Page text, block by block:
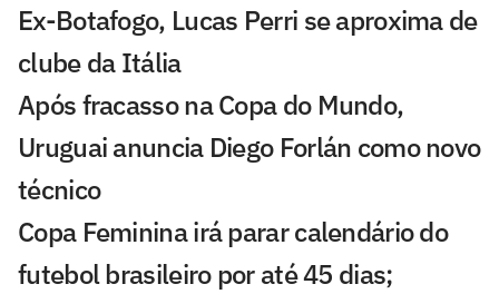
Ex-Botafogo, Lucas Perri se aproxima de
clube da Itália
Após fracasso na Copa do Mundo,
Uruguai anuncia Diego Forlán como novo
técnico
Copa Feminina irá parar calendário do
futebol brasileiro por até 45 dias;